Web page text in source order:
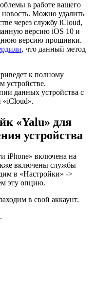
в работе вашего
новость. Можно удалить
через службу iCloud,
версию iOS 10 и
версию прошивки.
, что данный метод
к полному
устройстве.
данных устройства с
«Yalu» для
устройства
iPhone» включена на
включены службы
в «Настройки» ->
эту опцию.
в свой аккаунт.